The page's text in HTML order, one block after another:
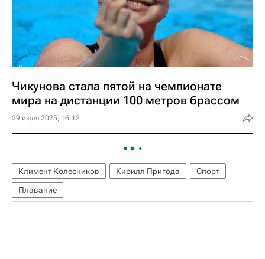
Чикунова стала пятой на чемпионате
мира на дистанции 100 метров брассом
29 июля 2025, 16:12
Климент Колесников Кирилл Пригода
Спорт
Плавание